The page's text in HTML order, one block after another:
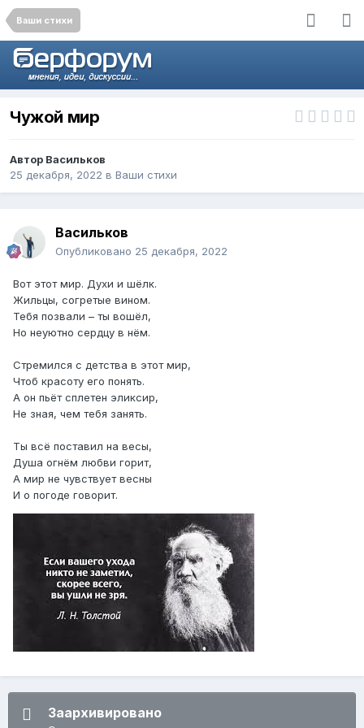
Ваши стихи
Чужой мир
Автор Васильков
25 декабря, 2022 в Ваши стихи
Васильков
Опубликовано 25 декабря, 2022
Вот этот мир. Духи и шёлк.
Жильцы, согретые вином.
Тебя позвали – ты вошёл,
Но неуютно сердцу в нём.
Стремился с детства в этот мир,
Чтоб красоту его понять.
А он пьёт сплетен эликсир,
Не зная, чем тебя занять.
Ты всё поставил на весы,
Душа огнём любви горит,
А мир не чувствует весны
И о погоде говорит.
Заархивировано